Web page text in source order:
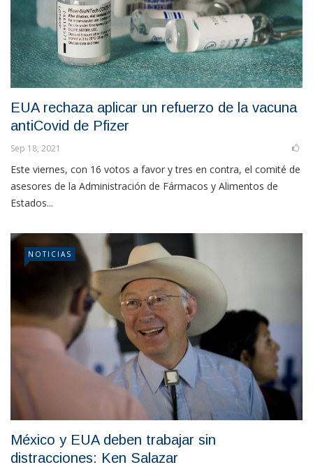
EUA rechaza aplicar un refuerzo de la vacuna
antiCovid de Pfizer
Sep 18, 2021
Este viernes, con 16 votos a favor y tres en contra, el comité de
asesores de la Administración de Fármacos y Alimentos de
Estados...
NOTICIAS
México y EUA deben trabajar sin
distracciones: Ken Salazar